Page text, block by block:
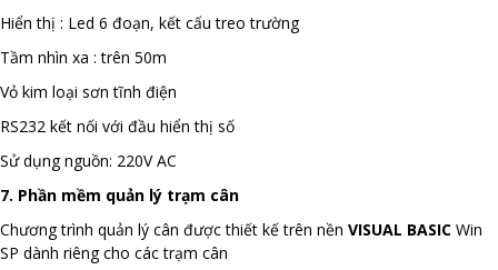
Hiển thị : Led 6 đoạn, kết cấu treo trường
Tầm nhìn xa : trên 50m
Vỏ kim loại sơn tĩnh điện
RS232 kết nối với đầu hiển thị số
Sử dụng nguồn: 220V AC
7. Phần mềm quản lý trạm cân
Chương trình quản lý cân được thiết kế trên nền VISUAL BASIC Win
SP dành riêng cho các trạm cân